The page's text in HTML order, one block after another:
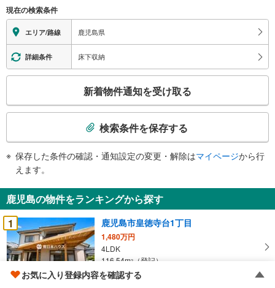
現在の検索条件
エリア/路線 鹿児島県
詳細条件 床下収納
検
知
を
受
け
取
る
・
新着物件通知を受け取る
検索条件を保存する
保存した条件の確認・通知設定の変更・解除はマイページから行
えます。
鹿児島の物件をランキングから探す
1
鹿児島市皇徳寺台1丁目
1,480万円
4LDK
116.54m2
（登記）
鹿児島県鹿児島市皇徳寺台1丁目
お気に入り登録内容を確認する